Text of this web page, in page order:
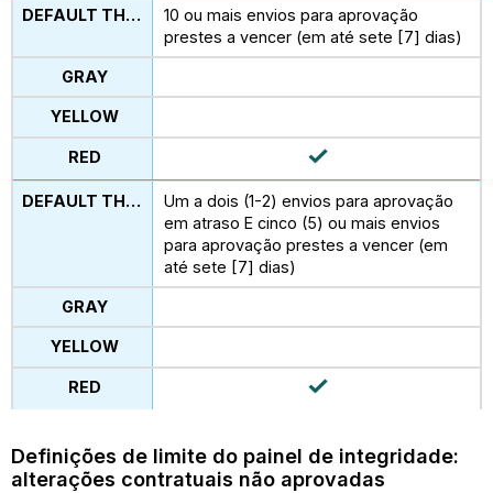
10 ou mais envios para aprovação
prestes a vencer (em até sete [7] dias)
Um a dois (1-2) envios para aprovação
em atraso E cinco (5) ou mais envios
para aprovação prestes a vencer (em
até sete [7] dias)
Definições de limite do painel de integridade:
alterações contratuais não aprovadas